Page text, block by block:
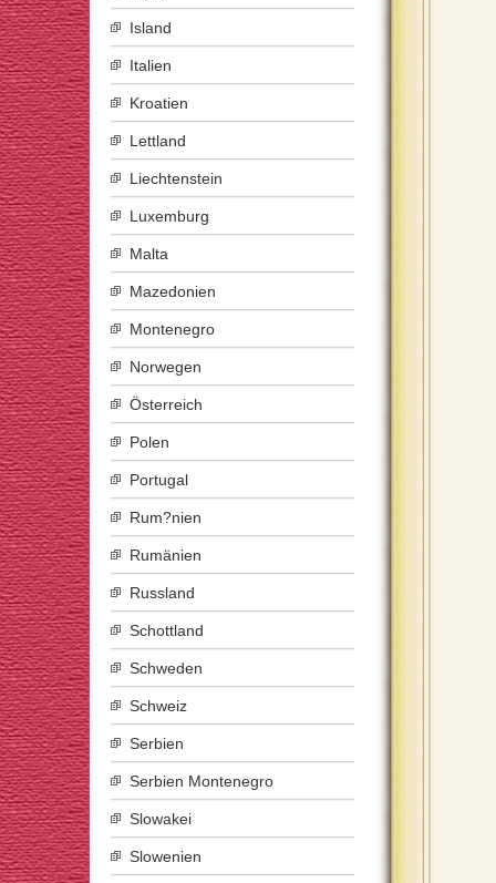
Island
Italien
Kroatien
Lettland
Liechtenstein
Luxemburg
Malta
Mazedonien
Montenegro
Norwegen
Österreich
Polen
Portugal
Rum?nien
Rumänien
Russland
Schottland
Schweden
Schweiz
Serbien
Serbien Montenegro
Slowakei
Slowenien